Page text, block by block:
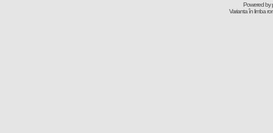
Powered by
Varianta în limba